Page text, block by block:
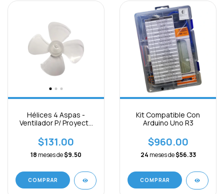
Hélices 4 Aspas -
Ventilador P/ Proyecto
$131.00
18 meses de$9.50
COMPRAR
Kit Compatible Con
Arduino Uno R3
$960.00
24 meses de$56.33